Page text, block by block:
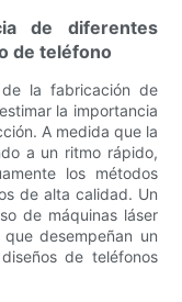
de diferentes
de teléfono
la fabricación de
la importancia
A medida que la
a un ritmo rápido,
los métodos
de alta calidad. Un
de máquinas láser
desempeñan un
de teléfonos